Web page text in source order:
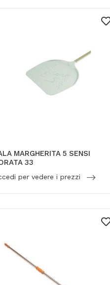
MARGHERITA 5 SENSI
33
per vedere i prezzi